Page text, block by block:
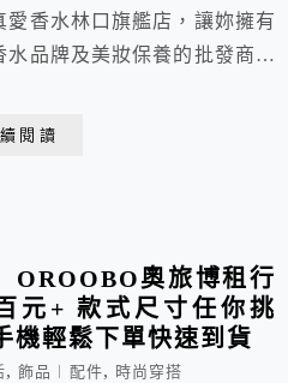
香水林口旗艦店，讓妳擁有
品牌及美妝保養的批發商，
你用甜甜的價格帶回家！來到
閱讀
OROOBO奧旅博租行
元+ 款式尺寸任你挑
機輕鬆下單快速到貨
,飾品︱配件, 時尚穿搭